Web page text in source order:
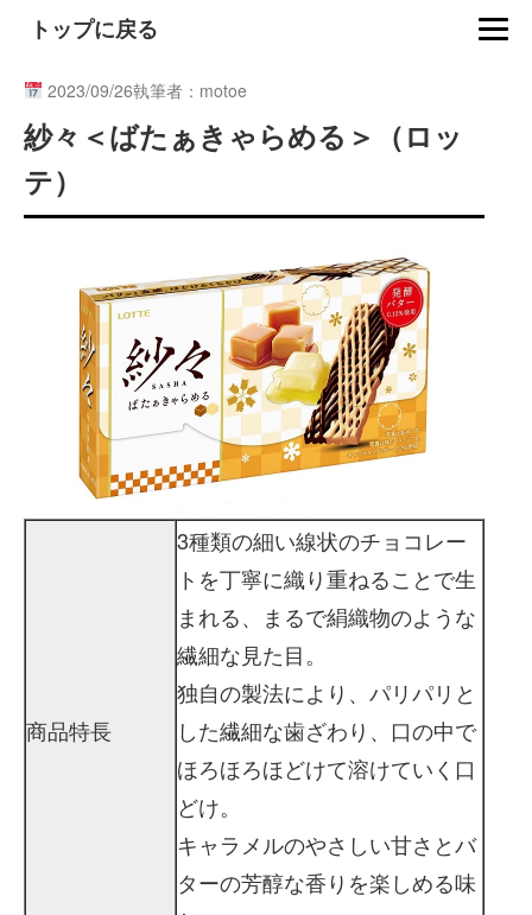
トップに戻る
2023/09/26執筆者：motoe
紗々＜ばたぁきゃらめる＞（ロッ
テ）
商品特長
3種類の細い線状のチョコレー
トを丁寧に織り重ねることで生
まれる、まるで絹織物のような
繊細な見た目。
独自の製法により、パリパリと
した繊細な歯ざわり、口の中で
ほろほろほどけて溶けていく口
どけ。
キャラメルのやさしい甘さとバ
ターの芳醇な香りを楽しめる味